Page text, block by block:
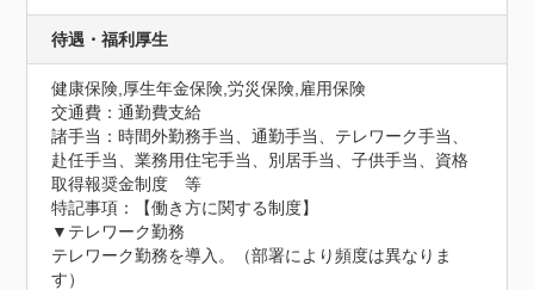
待遇・福利厚生
健康保険,厚生年金保険,労災保険,雇用保険
交通費：通勤費支給
諸手当：時間外勤務手当、通勤手当、テレワーク手当、
赴任手当、業務用住宅手当、別居手当、子供手当、資格
取得報奨金制度　等
特記事項：【働き方に関する制度】
▼テレワーク勤務
テレワーク勤務を導入。（部署により頻度は異なりま
す）